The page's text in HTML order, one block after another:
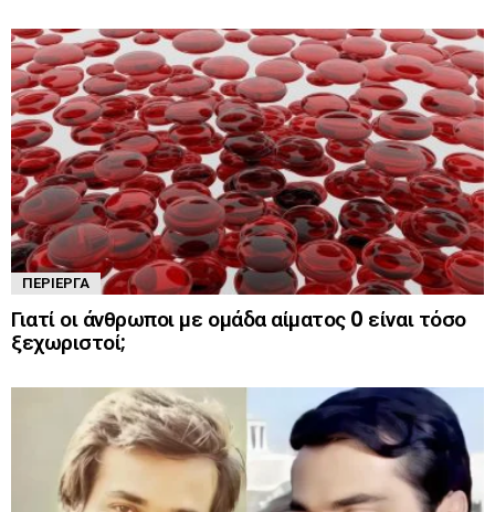
ΠΕΡΊΕΡΓΑ
Γιατί οι άνθρωποι με ομάδα αίματος 0 είναι τόσο
ξεχωριστοί;